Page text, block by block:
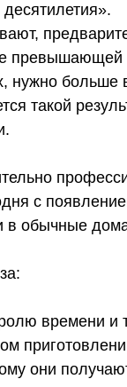
превышающей
нужно
такой
с
в обычные
времени и
они